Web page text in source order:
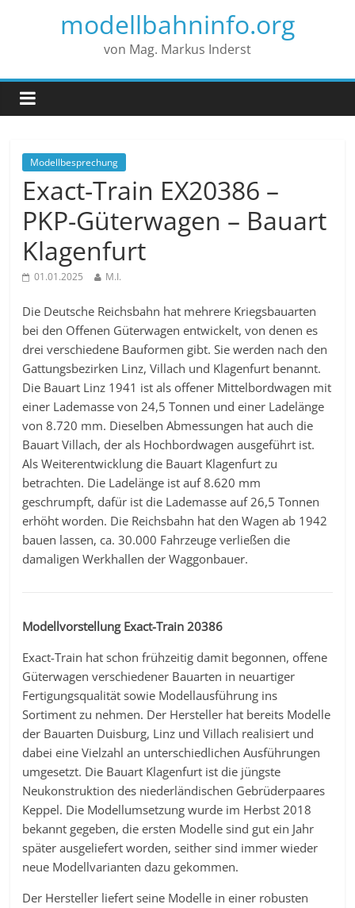
modellbahninfo.org
von Mag. Markus Inderst
Modellbesprechung
Exact-Train EX20386 –
PKP-Güterwagen – Bauart
Klagenfurt
01.01.2025 M.I.
Die Deutsche Reichsbahn hat mehrere Kriegsbauarten
bei den Offenen Güterwagen entwickelt, von denen es
drei verschiedene Bauformen gibt. Sie werden nach den
Gattungsbezirken Linz, Villach und Klagenfurt benannt.
Die Bauart Linz 1941 ist als offener Mittelbordwagen mit
einer Lademasse von 24,5 Tonnen und einer Ladelänge
von 8.720 mm. Dieselben Abmessungen hat auch die
Bauart Villach, der als Hochbordwagen ausgeführt ist.
Als Weiterentwicklung die Bauart Klagenfurt zu
betrachten. Die Ladelänge ist auf 8.620 mm
geschrumpft, dafür ist die Lademasse auf 26,5 Tonnen
erhöht worden. Die Reichsbahn hat den Wagen ab 1942
bauen lassen, ca. 30.000 Fahrzeuge verließen die
damaligen Werkhallen der Waggonbauer.
Modellvorstellung Exact-Train 20386
Exact-Train hat schon frühzeitig damit begonnen, offene
Güterwagen verschiedener Bauarten in neuartiger
Fertigungsqualität sowie Modellausführung ins
Sortiment zu nehmen. Der Hersteller hat bereits Modelle
der Bauarten Duisburg, Linz und Villach realisiert und
dabei eine Vielzahl an unterschiedlichen Ausführungen
umgesetzt. Die Bauart Klagenfurt ist die jüngste
Neukonstruktion des niederländischen Gebrüderpaares
Keppel. Die Modellumsetzung wurde im Herbst 2018
bekannt gegeben, die ersten Modelle sind gut ein Jahr
später ausgeliefert worden, seither sind immer wieder
neue Modellvarianten dazu gekommen.
Der Hersteller liefert seine Modelle in einer robusten